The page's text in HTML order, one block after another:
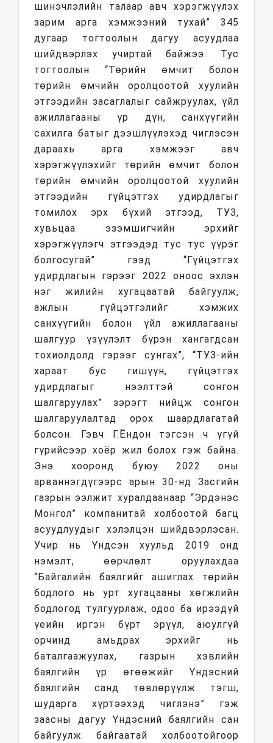
шинэчлэлийн талаар авч хэрэгжүүлэх
зарим арга хэмжээний тухай” 345
дугаар тогтоолын дагуу асуудлаа
шийдвэрлэх учиртай байжээ. Тус
тогтоолын “Төрийн өмчит болон
төрийн өмчийн оролцоотой хуулийн
этгээдийн засаглалыг сайжруулах, үйл
ажиллагааны үр дүн, санхүүгийн
сахилга батыг дээшлүүлэхэд чиглэсэн
дараахь арга хэмжээг авч
хэрэгжүүлэхийг төрийн өмчит болон
төрийн өмчийн оролцоотой хуулийн
этгээдийн гүйцэтгэх удирдлагыг
томилох эрх бүхий этгээд, ТУЗ,
хувьцаа эзэмшигчийн эрхийг
хэрэгжүүлэгч этгээдэд тус тус үүрэг
болгосугай” гээд “Гүйцэтгэх
удирдлагын гэрээг 2022 оноос эхлэн
нэг жилийн хугацаатай байгуулж,
ажлын гүйцэтгэлийг хэмжих
санхүүгийн болон үйл ажиллагааны
шалгуур үзүүлэлт бүрэн хангагдсан
тохиолдолд гэрээг сунгах”, “ТУЗ-ийн
хараат бус гишүүн, гүйцэтгэх
удирдлагыг нээлттэй сонгон
шалгаруулах” зэрэгт нийцж сонгон
шалгаруулалтад орох шаардлагатай
болсон. Гэвч Г.Ёндон тэгсэн ч үгүй
гүрийсээр хоёр жил болох гэж байна.
Энэ хооронд буюу 2022 оны
арваннэгдүгээрс арын 30-нд Засгийн
газрын ээлжит хуралдаанаар “Эрдэнэс
Монгол” компанитай холбоотой багц
асуудлуудыг хэлэлцэн шийдвэрлэсан.
Учир нь Үндсэн хуульд 2019 онд
нэмэлт, өөрчлөлт оруулахдаа
“Байгалийн баялгийг ашиглах төрийн
бодлого нь урт хугацааны хөгжлийн
бодлогод тулгуурлаж, одоо ба ирээдүй
үеийн иргэн бүрт эрүүл, аюулгүй
орчинд амьдрах эрхийг нь
баталгаажуулах, газрын хэвлийн
баялгийн үр өгөөжийг Үндэсний
баялгийн санд төвлөрүүлж тэгш,
шударга хүртээхэд чиглэнэ” гэж
заасны дагуу Үндэсний баялгийн сан
байгуулж байгаатай холбоотойгоор